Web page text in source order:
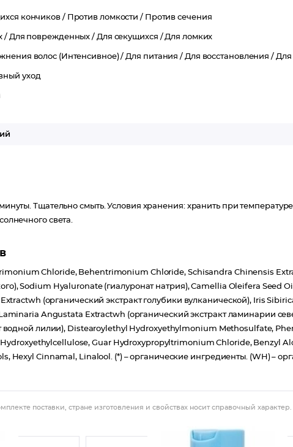
кончиков / Против ломкости / Против сечения
/ Для поврежденных / Для секущихся /Для ломких
волос (Интенсивное) /Для питания / Для восстановления / Для
уход
Тщательно смыть. Условия хранения: хранить при температуре
света.
Chloride, Behentrimonium Chloride, Schisandra Chinensis
Sodium Hyaluronate (гиалуронат натрия), Camellia Oleifera Seed
(органический экстракт голубики вулканической), Iris
Angustata Extractwh (органический экстракт ламинарии
водной лилии), Distearoylethyl Hydroxyethylmonium Methosulfate,
Guar Hydroxypropyltrimonium Chloride, Benzyl
Hexyl Cinnamal, Linalool. (*) – органические ингредиенты. (WH) –
поставки, стране изготовления и свойствах носит справочный характер.